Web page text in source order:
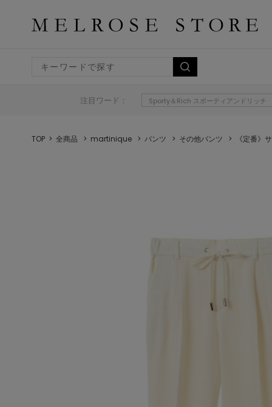
注目ワード： Sporty＆Rich スポーティアンドリッチ
TOP 全商品 martinique パンツ その他パンツ 《定番》